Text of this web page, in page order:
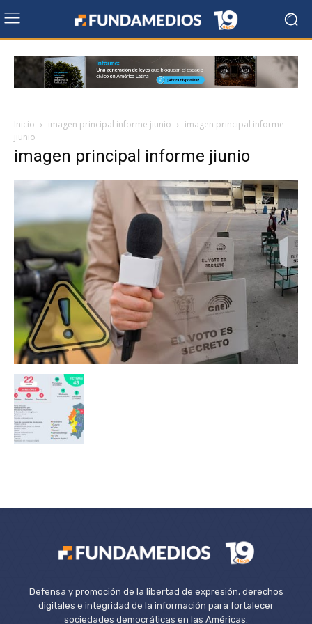
Inicio imagen principal informe jiunio
imagen principal informe
jiunio
imagen principal informe jiunio
Defensa y promoción de la libertad de expresión, derechos
digitales e integridad de la información para fortalecer
sociedades democráticas en las Américas.